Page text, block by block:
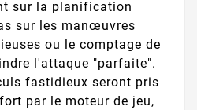
sur la planification
sur les manœuvres
ou le comptage de
l'attaque "parfaite".
fastidieux seront pris
par le moteur de jeu,